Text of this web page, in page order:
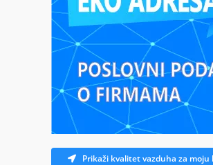
Prikaži kvalitet vazduha za moju